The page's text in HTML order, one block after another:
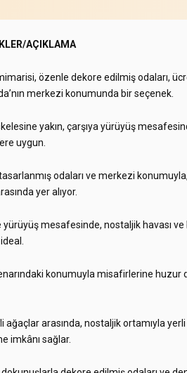
AÇIKLAMA
özenle dekore edilmiş odaları,
merkezi konumunda bir seçenek.
yakın, çarşıya yürüyüş
uygun.
odaları ve merkezi
yer alıyor.
yürüyüş mesafesinde, nostaljik havası
konumuyla misafirlerine huzur
ağaçlar arasında, nostaljik ortamıyla
imkânı sağlar.